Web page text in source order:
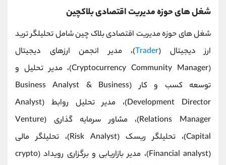
شغل های حوزه مدیریت اقتصادی بلاکچین
شغل های حوزه مدیریت اقتصادی بلاک چین شامل تحلیلگر ترید
ارز دیجیتال (Trader)، مدیر انجمن ارزهای دیجیتال
(Cryptocurrency Community Manager)، مدیر تحلیل و
توسعه کسب و کار (Business Analyst & Business
Development Director)، مدیر تحلیل روابط (Analyst
Relations Manager)، مشاور سرمایه گذاری (Venture
Capital)، تحلیلگر ریسک (Risk Analyst)، تحلیلگر مالی
(Financial analyst)، مدیر بازاریابی و برگزاری رویداد (crypto